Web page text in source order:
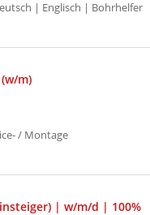
| Englisch | Bohrhelfer
m)
/ Montage
| w/m/d | 100%